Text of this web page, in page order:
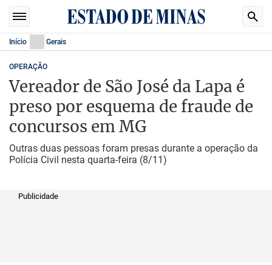
Início Gerais
OPERAÇÃO
Vereador de São José da Lapa é
preso por esquema de fraude de
concursos em MG
Outras duas pessoas foram presas durante a operação da
Polícia Civil nesta quarta-feira (8/11)
Publicidade